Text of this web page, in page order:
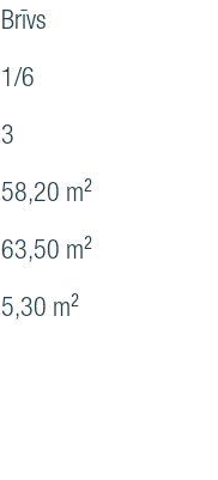
Brīvs
1/6
3
58,20 m²
63,50 m²
5,30 m²